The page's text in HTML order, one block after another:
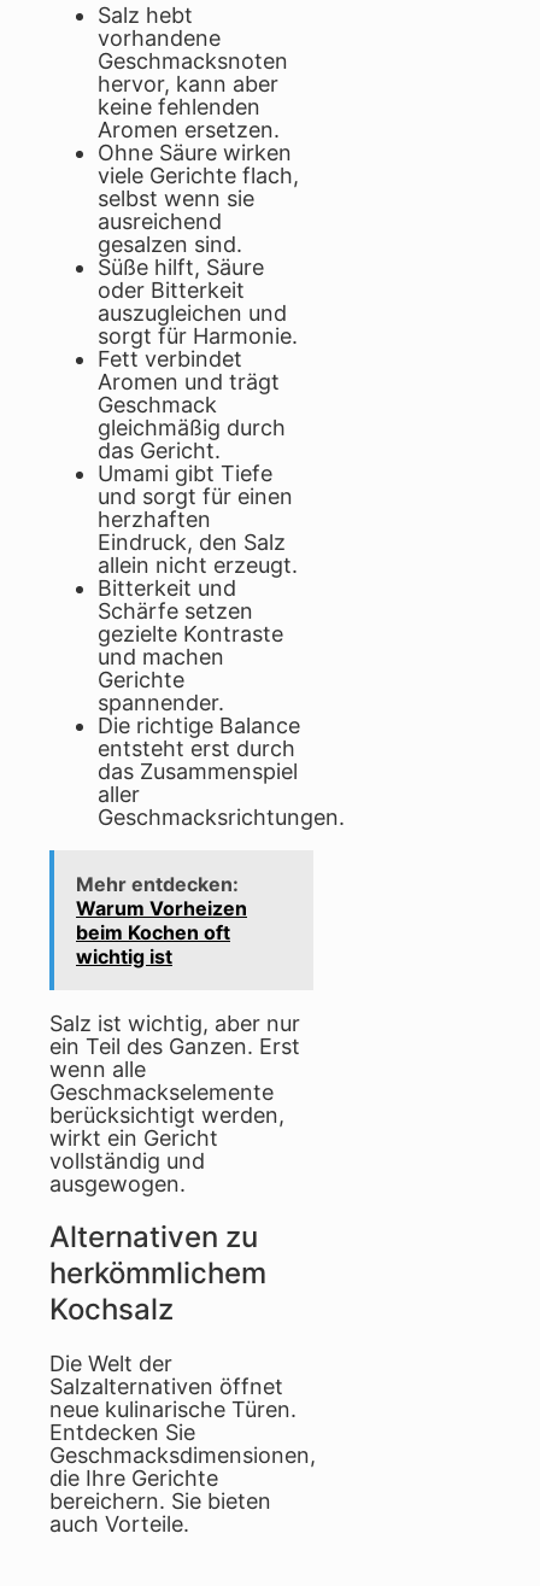
Salz hebt
vorhandene
Geschmacksnoten
hervor, kann aber
keine fehlenden
Aromen ersetzen.
Ohne Säure wirken
viele Gerichte flach,
selbst wenn sie
ausreichend
gesalzen sind.
Süße hilft, Säure
oder Bitterkeit
auszugleichen und
sorgt für Harmonie.
Fett verbindet
Aromen und trägt
Geschmack
gleichmäßig durch
das Gericht.
Umami gibt Tiefe
und sorgt für einen
herzhaften
Eindruck, den Salz
allein nicht erzeugt.
Bitterkeit und
Schärfe setzen
gezielte Kontraste
und machen
Gerichte
spannender.
Die richtige Balance
entsteht erst durch
das Zusammenspiel
aller
Geschmacksrichtungen.
Mehr entdecken:
Warum Vorheizen
beim Kochen oft
wichtig ist
Salz ist wichtig, aber nur
ein Teil des Ganzen. Erst
wenn alle
Geschmackselemente
berücksichtigt werden,
wirkt ein Gericht
vollständig und
ausgewogen.
Alternativen zu
herkömmlichem
Kochsalz
Die Welt der
Salzalternativen öffnet
neue kulinarische Türen.
Entdecken Sie
Geschmacksdimensionen,
die Ihre Gerichte
bereichern. Sie bieten
auch Vorteile.